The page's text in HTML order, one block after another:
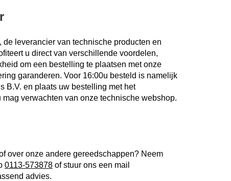
leverancier van technische producten en
u direct van verschillende voordelen,
om een bestelling te plaatsen met onze
garanderen. Voor 16:00u besteld is namelijk
B.V. en plaats uw bestelling met het
verwachten van onze technische webshop.
over onze andere gereedschappen? Neem
0113-573878 of stuur ons een mail
advies.